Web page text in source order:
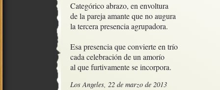
Categórico abrazo, en envoltura
de la pareja amante que no augura
la tercera presencia agrupadora.
Esa presencia que convierte en trío
cada celebración de un amorío
al que furtivamente se incorpora.
Los Angeles, 22 de marzo de 2013